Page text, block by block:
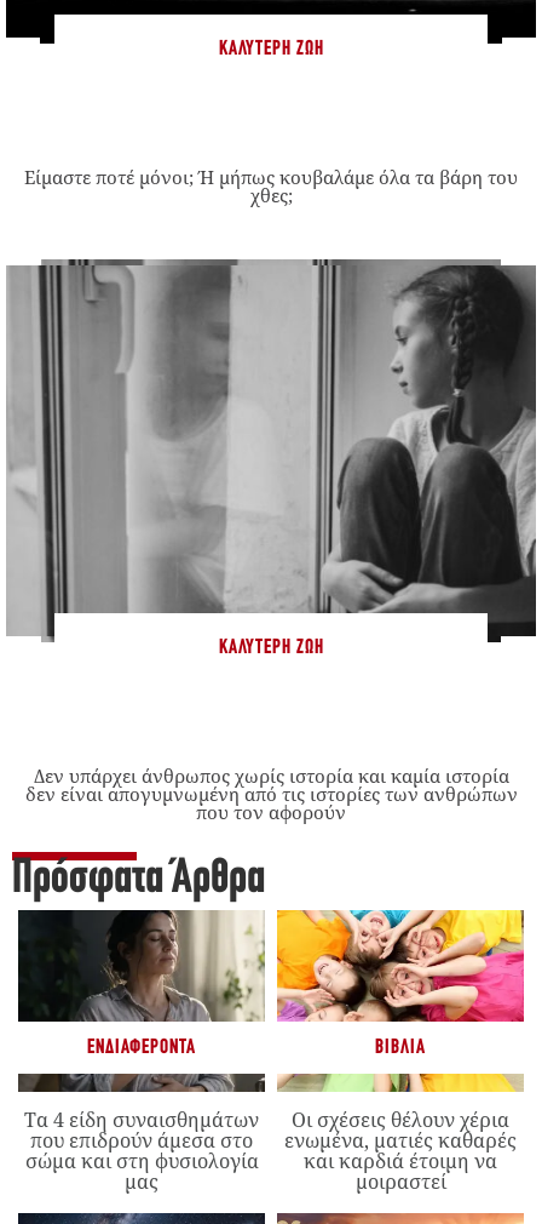
ΚΑΛΎΤΕΡΗ ΖΩΉ
Είμαστε ποτέ μόνοι; Ή μήπως κουβαλάμε όλα τα βάρη του
χθες;
ΚΑΛΎΤΕΡΗ ΖΩΉ
Δεν υπάρχει άνθρωπος χωρίς ιστορία και καμία ιστορία
δεν είναι απογυμνωμένη από τις ιστορίες των ανθρώπων
που τον αφορούν
Πρόσφατα Άρθρα
ΕΝΔΙΑΦΈΡΟΝΤΑ
Τα 4 είδη συναισθημάτων
που επιδρούν άμεσα στο
σώμα και στη φυσιολογία
μας
ΒΙΒΛΊΑ
Οι σχέσεις θέλουν χέρια
ενωμένα, ματιές καθαρές
και καρδιά έτοιμη να
μοιραστεί